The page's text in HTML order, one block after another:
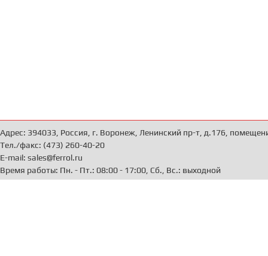
Адрес: 394033, Россия, г. Воронеж, Ленинский пр-т, д.176,
Тел./факс: (473) 260-40-20
E-mail: sales@ferrol.ru
Время работы: Пн. - Пт.: 08:00 - 17:00, Сб., Вс.: выходной